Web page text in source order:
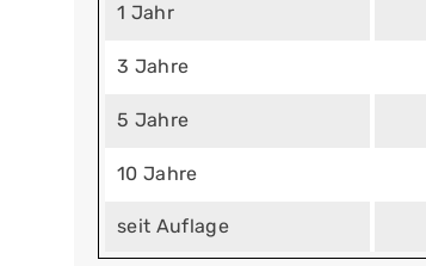
1 Jahr
3 Jahre
5 Jahre
10 Jahre
seit Auflage